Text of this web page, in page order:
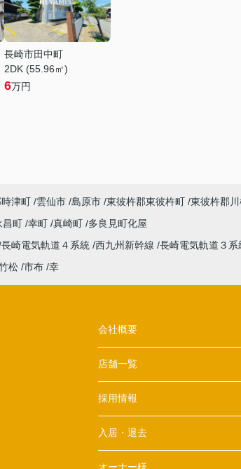
長崎市田中町
2DK (55.96㎡)
6万円
津町 雲仙市 島原市 東彼杵郡東彼杵町 東彼杵郡
昌町 幸町 真崎町 多良見町化屋
長崎電気軌道４系統 西九州新幹線 長崎電気軌道３
松 市布 幸
会社概要
店舗一覧
採用情報
入居・退去